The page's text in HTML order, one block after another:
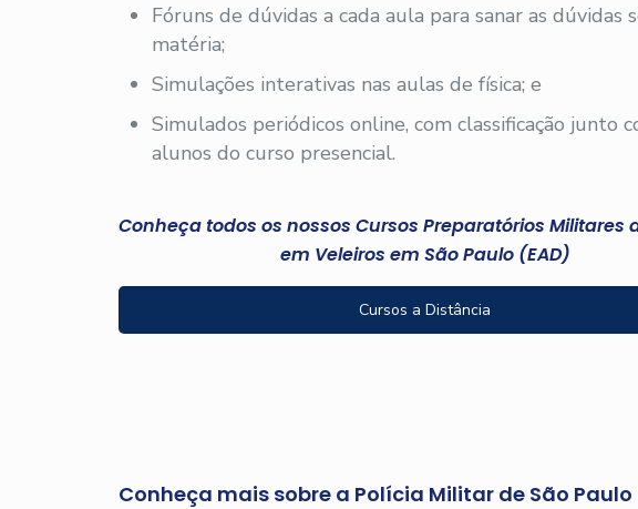
Fóruns de dúvidas a cada aula para sanar as dúvidas
matéria;
Simulações interativas nas aulas de física; e
Simulados periódicos online, com classificação junto
alunos do curso presencial.
Conheça todos os nossos Cursos Preparatórios Militares
em Veleiros em São Paulo (EAD)
Cursos a Distância
Conheça mais sobre a Polícia Militar de São Paulo